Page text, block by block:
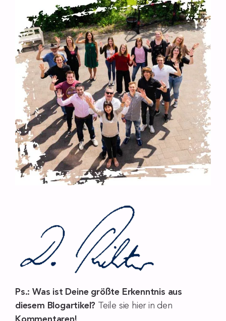
Ps.: Was ist Deine größte Erkenntnis aus
diesem Blogartikel? Teile sie hier in den